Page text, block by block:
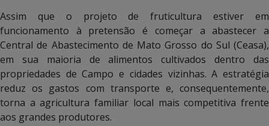
Assim que o projeto de fruticultura estiver em
funcionamento à pretensão é começar a abastecer a
Central de Abastecimento de Mato Grosso do Sul (Ceasa),
em sua maioria de alimentos cultivados dentro das
propriedades de Campo e cidades vizinhas. A estratégia
reduz os gastos com transporte e, consequentemente,
torna a agricultura familiar local mais competitiva frente
aos grandes produtores.